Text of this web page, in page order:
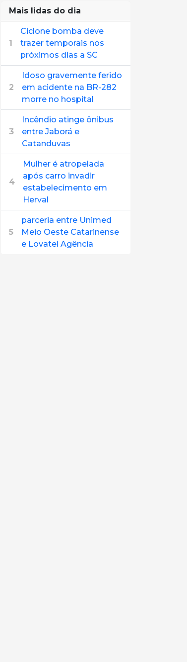
Mais lidas do dia
1
Ciclone bomba deve
trazer temporais nos
próximos dias a SC
2
Idoso gravemente ferido
em acidente na BR-282
morre no hospital
3
Incêndio atinge ônibus
entre Jaborá e
Catanduvas
4
Mulher é atropelada
após carro invadir
estabelecimento em
Herval
5
parceria entre Unimed
Meio Oeste Catarinense
e Lovatel Agência